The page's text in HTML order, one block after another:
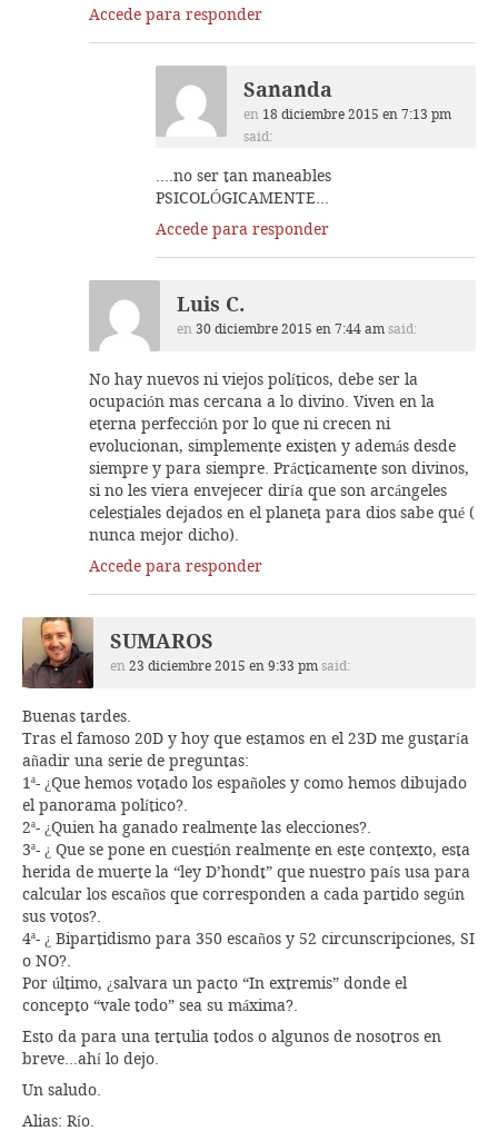
Accede para responder
Sananda
en 18 diciembre 2015 en 7:13 pm
said:
….no ser tan maneables
PSICOLÓGICAMENTE…
Accede para responder
Luis C.
en 30 diciembre 2015 en 7:44 am said:
No hay nuevos ni viejos políticos, debe ser la
ocupación mas cercana a lo divino. Viven en la
eterna perfección por lo que ni crecen ni
evolucionan, simplemente existen y además desde
siempre y para siempre. Prácticamente son divinos,
si no les viera envejecer diría que son arcángeles
celestiales dejados en el planeta para dios sabe qué (
nunca mejor dicho).
Accede para responder
SUMAROS
en 23 diciembre 2015 en 9:33 pm said:
Buenas tardes.
Tras el famoso 20D y hoy que estamos en el 23D me gustaría
añadir una serie de preguntas:
1ª- ¿Que hemos votado los españoles y como hemos dibujado
el panorama político?.
2ª- ¿Quien ha ganado realmente las elecciones?.
3ª- ¿ Que se pone en cuestión realmente en este contexto, esta
herida de muerte la “ley D’hondt” que nuestro país usa para
calcular los escaños que corresponden a cada partido según
sus votos?.
4ª- ¿ Bipartidismo para 350 escaños y 52 circunscripciones, SI
o NO?.
Por último, ¿salvara un pacto “In extremis” donde el
concepto “vale todo” sea su máxima?.
Esto da para una tertulia todos o algunos de nosotros en
breve…ahí lo dejo.
Un saludo.
Alias: Río.